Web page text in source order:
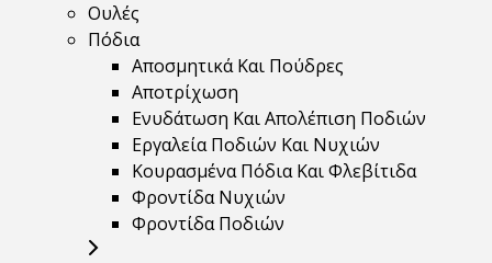
Ουλές
Πόδια
Αποσμητικά Και Πούδρες
Αποτρίχωση
Ενυδάτωση Και Απολέπιση Ποδιών
Εργαλεία Ποδιών Και Νυχιών
Κουρασμένα Πόδια Και Φλεβίτιδα
Φροντίδα Νυχιών
Φροντίδα Ποδιών